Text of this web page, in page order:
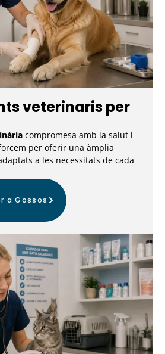
veterinaris per
compromesa amb la salut i
per oferir una àmplia
a les necessitats de cada
a Gossos